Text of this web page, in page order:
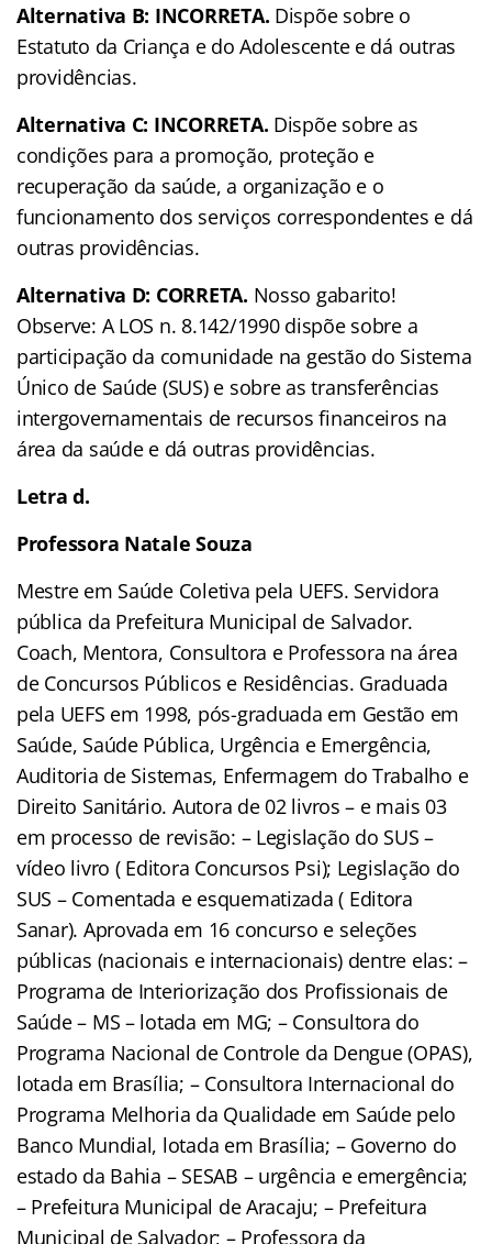
Alternativa B: INCORRETA. Dispõe sobre o
Estatuto da Criança e do Adolescente e dá outras
providências.
Alternativa C: INCORRETA. Dispõe sobre as
condições para a promoção, proteção e
recuperação da saúde, a organização e o
funcionamento dos serviços correspondentes e dá
outras providências.
Alternativa D: CORRETA. Nosso gabarito!
Observe: A LOS n. 8.142/1990 dispõe sobre a
participação da comunidade na gestão do Sistema
Único de Saúde (SUS) e sobre as transferências
intergovernamentais de recursos financeiros na
área da saúde e dá outras providências.
Letra d.
Professora Natale Souza
Mestre em Saúde Coletiva pela UEFS. Servidora
pública da Prefeitura Municipal de Salvador.
Coach, Mentora, Consultora e Professora na área
de Concursos Públicos e Residências. Graduada
pela UEFS em 1998, pós-graduada em Gestão em
Saúde, Saúde Pública, Urgência e Emergência,
Auditoria de Sistemas, Enfermagem do Trabalho e
Direito Sanitário. Autora de 02 livros – e mais 03
em processo de revisão: – Legislação do SUS –
vídeo livro ( Editora Concursos Psi); Legislação do
SUS – Comentada e esquematizada ( Editora
Sanar). Aprovada em 16 concurso e seleções
públicas (nacionais e internacionais) dentre elas: –
Programa de Interiorização dos Profissionais de
Saúde – MS – lotada em MG; – Consultora do
Programa Nacional de Controle da Dengue (OPAS),
lotada em Brasília; – Consultora Internacional do
Programa Melhoria da Qualidade em Saúde pelo
Banco Mundial, lotada em Brasília; – Governo do
estado da Bahia – SESAB – urgência e emergência;
– Prefeitura Municipal de Aracaju; – Prefeitura
Municipal de Salvador; – Professora da